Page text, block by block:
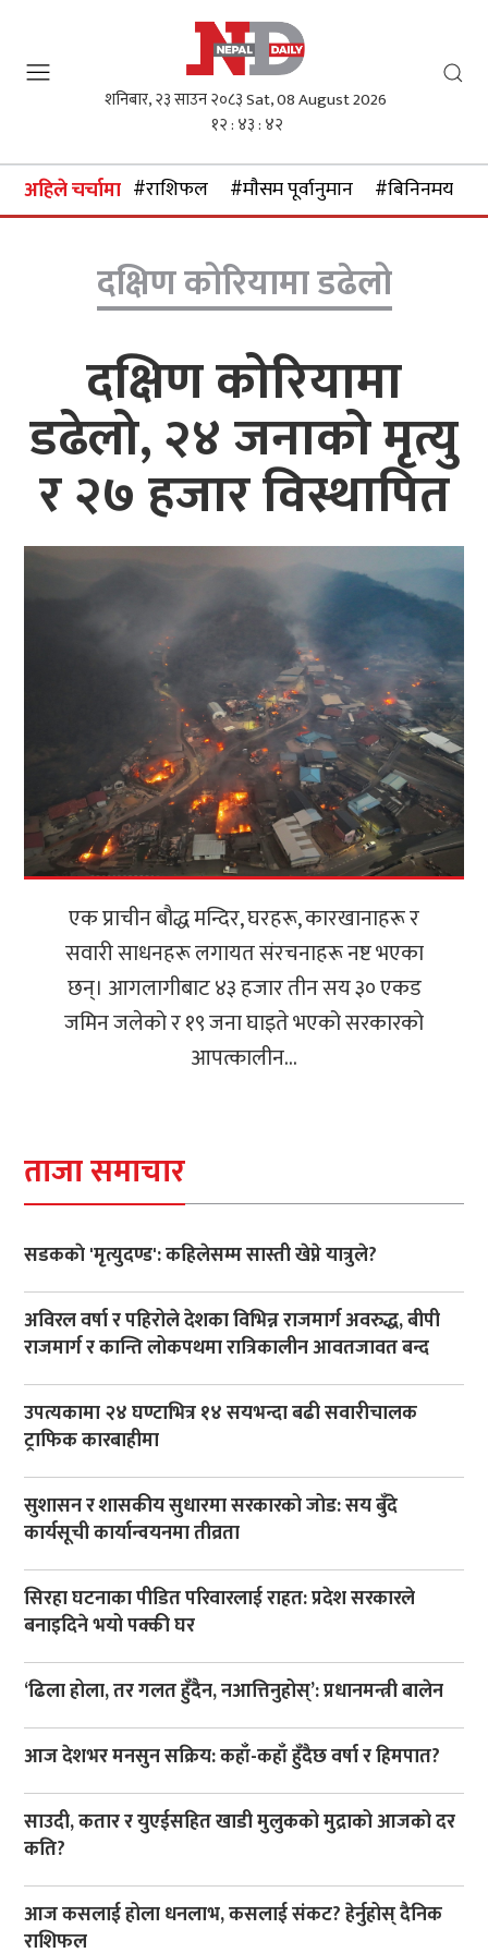
शनिबार, २३ साउन २०८३Sat, 08 August 2026
१२ : ४३ : ४२
अहिले चर्चामा #राशिफल #माैसम पूर्वानुमान #बिनिनमयदर
दक्षिण कोरियामा डढेलो
दक्षिण कोरियामा
डढेलो, २४ जनाको मृत्यु
र २७ हजार विस्थापित
एक प्राचीन बौद्ध मन्दिर, घरहरू, कारखानाहरू र
सवारी साधनहरू लगायत संरचनाहरू नष्ट भएका
छन्। आगलागीबाट ४३ हजार तीन सय ३० एकड
जमिन जलेको र १९ जना घाइते भएको सरकारको
आपत्कालीन...
ताजा समाचार
सडककाे 'मृत्युदण्ड': कहिलेसम्म सास्ती खेप्ने यात्रुले?
अविरल वर्षा र पहिरोले देशका विभिन्न राजमार्ग अवरुद्ध, बीपी
राजमार्ग र कान्ति लोकपथमा रात्रिकालीन आवतजावत बन्द
उपत्यकामा २४ घण्टाभित्र १४ सयभन्दा बढी सवारीचालक
ट्राफिक कारबाहीमा
सुशासन र शासकीय सुधारमा सरकारको जोड: सय बुँदे
कार्यसूची कार्यान्वयनमा तीव्रता
सिरहा घटनाका पीडित परिवारलाई राहत: प्रदेश सरकारले
बनाइदिने भयो पक्की घर
‘ढिला होला, तर गलत हुँदैन, नआत्तिनुहोस्’: प्रधानमन्त्री बालेन
आज देशभर मनसुन सक्रिय: कहाँ-कहाँ हुँदैछ वर्षा र हिमपात?
साउदी, कतार र युएईसहित खाडी मुलुकको मुद्राको आजको दर
कति?
आज कसलाई होला धनलाभ, कसलाई संकट? हेर्नुहोस् दैनिक
राशिफल